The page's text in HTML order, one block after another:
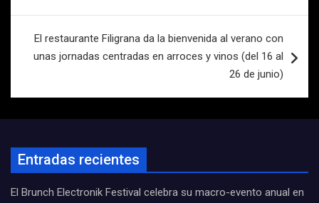
El restaurante Filigrana da la bienvenida al verano con
unas jornadas centradas en arroces y vinos (del 16 al
26 de junio)
Entradas recientes
El Brunch Electronik Festival celebra su macro-evento anual en